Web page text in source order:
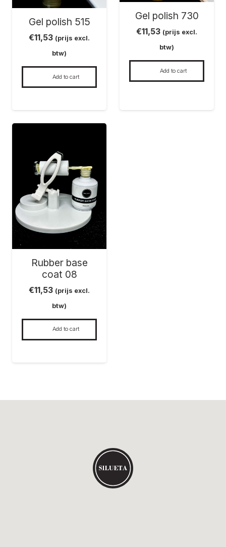
Gel polish 515
€11,53 (prijs excl.
btw)
Add to cart
Gel polish 730
€11,53 (prijs excl.
btw)
Add to cart
Rubber base
coat 08
€11,53 (prijs excl.
btw)
Add to cart